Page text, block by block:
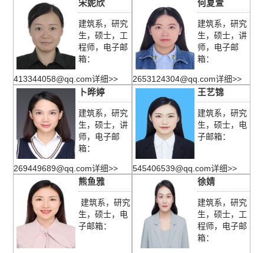
宋妮欣
建筑系，研究
生，硕士，工
程师，电子邮
箱：
413344058@qq.com详细>>
何夏萱
建筑系，研究
生，硕士，讲
师，电子邮
箱：
2653124304@qq.com详细>>
卜晔婷
建筑系，研究
生，硕士，讲
师，电子邮
箱：
269449689@qq.com详细>>
王艺锦
建筑系，研究
生，硕士，电
子邮箱：
545406539@qq.com详细>>
熊鱼雅
​ 建筑系，研究
生，硕士，电
子邮箱：
徐婧
建筑系，研究
生，硕士，工
程师，电子邮
箱：